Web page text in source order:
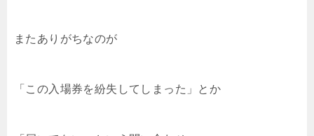
またありがちなのが
「この入場券を紛失してしまった」とか